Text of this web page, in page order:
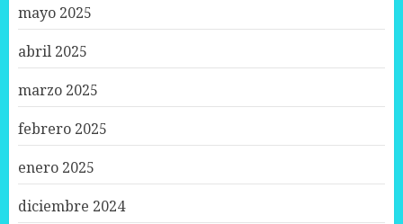
mayo 2025
abril 2025
marzo 2025
febrero 2025
enero 2025
diciembre 2024